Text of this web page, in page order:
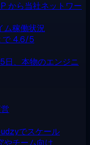
から当社ネットワー
ム稼働状況
で 4.6/5
日、本物のエンジニ
でスケール
やチーム向け